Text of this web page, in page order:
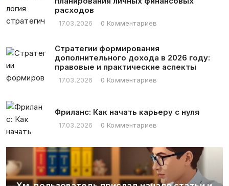
расходов
17.03.2026 0 Комментариев
Стратегии формирования
дополнительного дохода в 2026 году:
правовые и практические аспекты
17.03.2026 0 Комментариев
Фриланс: Как начать карьеру с нуля
17.03.2026 0 Комментариев